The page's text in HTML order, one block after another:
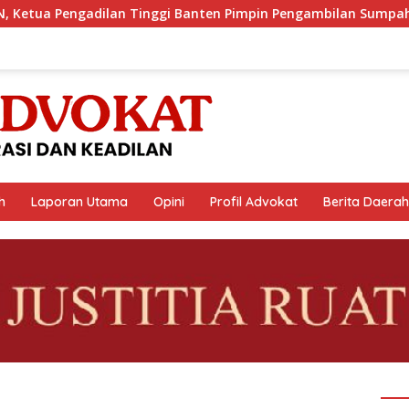
Banten Pimpin Pengambilan Sumpah / Janji Advokat PERADIN
Laporan Utama Opini Profil Advokat Berita Daerah